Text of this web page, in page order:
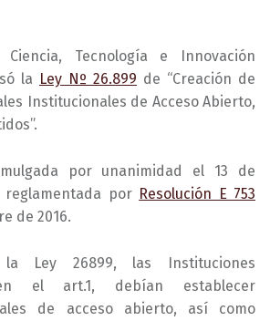
Tecnología e Innovación
la Ley Nº 26.899 de “Creación de
Institucionales de Acceso Abierto,
por unanimidad el 13 de
reglamentada por Resolución E 753
de 2016.
Ley 26899, las Instituciones
el art.1, debían establecer
de acceso abierto, así como